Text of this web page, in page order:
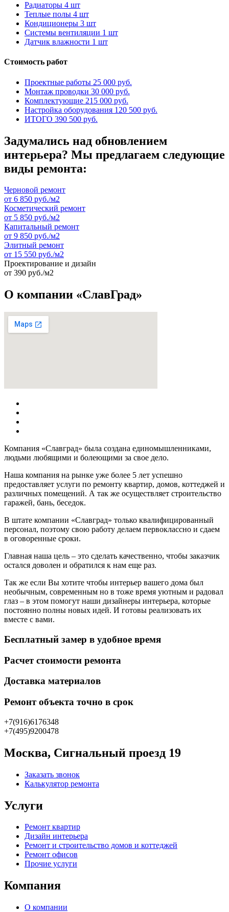
Радиаторы 4 шт
Теплые полы 4 шт
Кондиционеры 3 шт
Системы вентиляции 1 шт
Датчик влажности 1 шт
Стоимость работ
Проектные работы 25 000 руб.
Монтаж проводки 30 000 руб.
Комплектующие 215 000 руб.
Настройка оборудования 120 500 руб.
ИТОГО 390 500 руб.
Задумались над обновлением
интерьера? Мы предлагаем следующие
виды ремонта:
Черновой ремонт
от 6 850 руб./м2
Косметический ремонт
от 5 850 руб./м2
Капитальный ремонт
от 9 850 руб./м2
Элитный ремонт
от 15 550 руб./м2
Проектирование и дизайн
от 390 руб./м2
О компании «СлавГрад»
Компания «Славград» была создана единомышленниками,
людьми любящими и болеющими за свое дело.
Наша компания на рынке уже более 5 лет успешно
предоставляет услуги по ремонту квартир, домов, коттеджей и
различных помещений. А так же осуществляет строительство
гаражей, бань, беседок.
В штате компании «Славград» только квалифицированный
персонал, поэтому свою работу делаем первоклассно и сдаем
в оговоренные сроки.
Главная наша цель – это сделать качественно, чтобы заказчик
остался доволен и обратился к нам еще раз.
Так же если Вы хотите чтобы интерьер вашего дома был
необычным, современным но в тоже время уютным и радовал
глаз – в этом помогут наши дизайнеры интерьера, которые
постоянно полны новых идей. И готовы реализовать их
вместе с вами.
Бесплатный замер в удобное время
Расчет стоимости ремонта
Доставка материалов
Ремонт объекта точно в срок
+7(916)6176348
+7(495)9200478
Москва, Сигнальный проезд 19
Заказать звонок
Калькулятор ремонта
Услуги
Ремонт квартир
Дизайн интерьера
Ремонт и строительство домов и коттеджей
Ремонт офисов
Прочие услуги
Компания
О компании